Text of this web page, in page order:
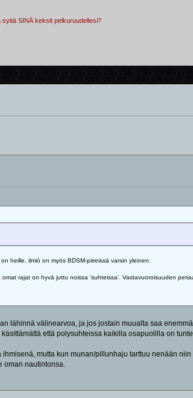
syitä SINÄ keksit pelkuruudellesi?
heille, ilmiö on myös BDSM-piireissä varsin yleinen.
rajat on hyvä juttu noissa 'suhteissa'. Vastavuoroisuuden
lähinnä välinearvoa, ja jos jostain muualta saa
että polysuhteissa kaikilla osapuolilla on
mutta kun munan/pillunhaju tarttuu nenään
oman nautintonsa.